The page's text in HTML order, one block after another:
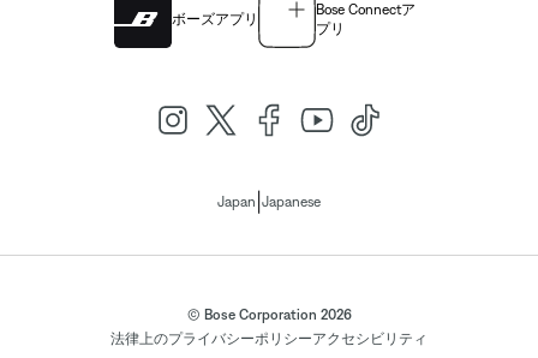
ボーズアプリ
Bose Connectア
プリ
Japan Japanese
© Bose Corporation 2026
法律上のプライバシーポリシーアクセシビリティ